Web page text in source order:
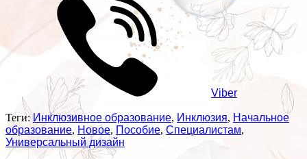
Viber
Теги:Инклюзивное образование, Инклюзия, Начальное
образование, Новое, Пособие, Специалистам,
Универсальный дизайн